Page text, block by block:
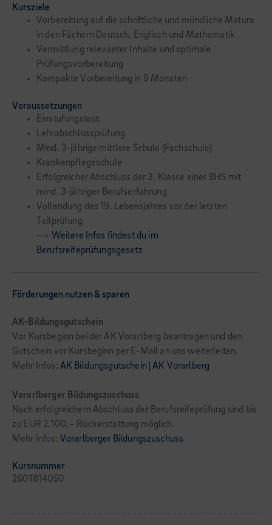
Kursziele
Vorbereitung auf die schriftliche und mündliche Matura
in den Fächern Deutsch, Englisch und Mathematik
Vermittlung relevanter Inhalte und optimale
Prüfungsvorbereitung
Kompakte Vorbereitung in 9 Monaten
Voraussetzungen
Einstufungstest
Lehrabschlussprüfung
Mind. 3-jährige mittlere Schule (Fachschule)
Krankenpflegeschule
Erfolgreicher Abschluss der 3. Klasse einer BHS mit
mind. 3-jähriger Berufserfahrung
Vollendung des 19. Lebensjahres vor der letzten
Teilprüfung
--> Weitere Infos findest du im
Berufsreifeprüfungsgesetz
Förderungen nutzen & sparen
AK-Bildungsgutschein
Vor Kursbeginn bei der AK Vorarlberg beantragen und den
Gutschein vor Kursbeginn per E-Mail an uns weiterleiten.
Mehr Infos: AK Bildungsgutschein | AK Vorarlberg
Vorarlberger Bildungszuschuss
Nach erfolgreichem Abschluss der Berufsreifeprüfung sind bis
zu EUR 2.100,– Rückerstattung möglich.
Mehr Infos: Vorarlberger Bildungszuschuss
Kursnummer
2601814050